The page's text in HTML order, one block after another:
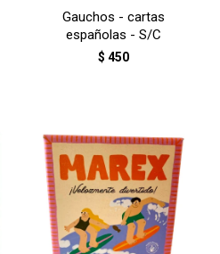
Gauchos - cartas
españolas - S/C
$ 450